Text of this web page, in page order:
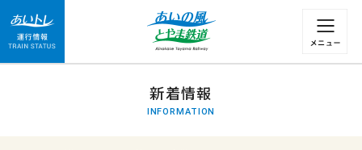
運行情報 列車の遅れ情報等についてはこちら
新着情報
INFORMATION